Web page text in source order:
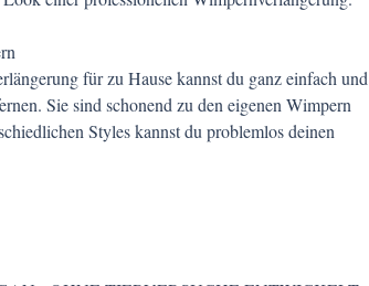
für zu Hause​ kannst du ganz einfach und
Sie sind schonend zu den eigenen Wimpern
Styles kannst du problemlos deinen